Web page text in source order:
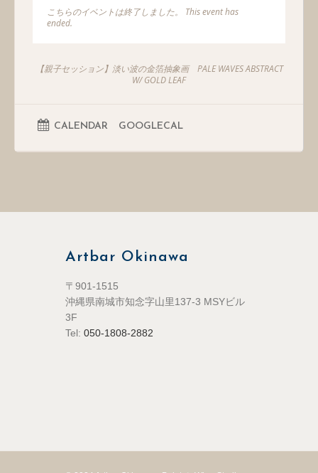
こちらのイベントは終了しました。 This event has
ended.
【親子セッション】淡い波の金箔抽象画 PALE WAVES ABSTRACT
W/ GOLD LEAF
CALENDAR GOOGLECAL
Artbar Okinawa
〒901-1515
沖縄県南城市知念字山里137-3 MSYビル
3F
Tel: 050-1808-2882